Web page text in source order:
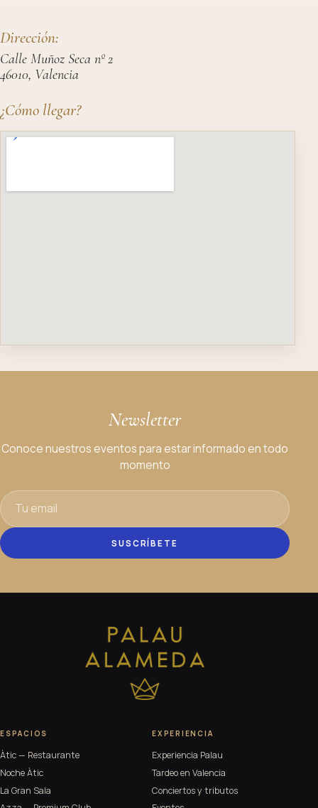
Dirección:
Calle Muñoz Seca nº 2
46010, Valencia
¿Cómo llegar?
Newsletter
Conoce nuestros eventos para estar informado en todo
momento
SUSCRÍBETE
ESPACIOS
Àtic — Restaurante
Noche Àtic
La Gran Sala
EXPERIENCIA
Experiencia Palau
Tardeo en Valencia
Conciertos y tributos